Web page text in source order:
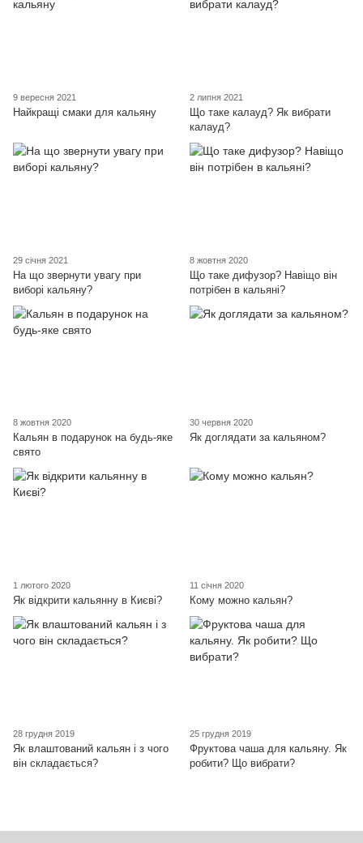
9 вересня 2021
Найкращі смаки для кальяну
2 липня 2021
Що таке калауд? Як вибрати
калауд?
29 січня 2021
На що звернути увагу при
виборі кальяну?
8 жовтня 2020
Що таке дифузор? Навіщо він
потрібен в кальяні?
8 жовтня 2020
Кальян в подарунок на будь-яке
свято
30 червня 2020
Як доглядати за кальяном?
1 лютого 2020
Як відкрити кальянну в Києві?
11 січня 2020
Кому можно кальян?
28 грудня 2019
Як влаштований кальян і з чого
він складається?
25 грудня 2019
Фруктова чаша для кальяну. Як
робити? Що вибрати?